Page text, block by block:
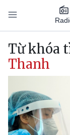
Nhảy đến nội dung
Main
Từ khóa
Thanh